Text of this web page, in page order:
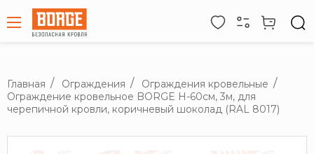
Главная Ограждения
Ограждения кровельные
Ограждение кровельное BORGE H-60см, 3м, для
черепичной кровли, коричневый шоколад (RAL 8017)